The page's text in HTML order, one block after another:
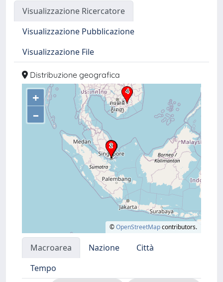
Visualizzazione Ricercatore
Visualizzazione Pubblicazione
Visualizzazione File
Distribuzione geografica
+
–
©OpenStreetMapcontributors.
Macroarea Nazione
Città
Tempo